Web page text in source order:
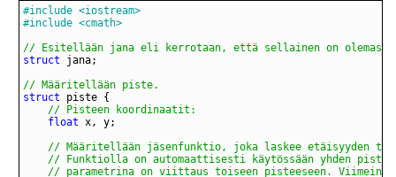
#include <iostream>
#include <cmath>
// Esitellään jana eli kerrotaan, että sellainen on
struct
// Määritellään piste.
struct
// Pisteen koordinaatit:
float